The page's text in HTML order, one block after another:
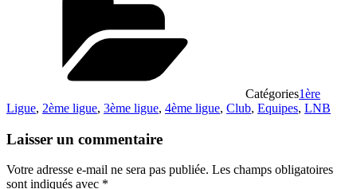
Catégories1ère
Ligue, 2ème ligue, 3ème ligue, 4ème ligue, Club, Equipes, LNB
Laisser un commentaire
Votre adresse e-mail ne sera pas publiée. Les champs obligatoires
sont indiqués avec *